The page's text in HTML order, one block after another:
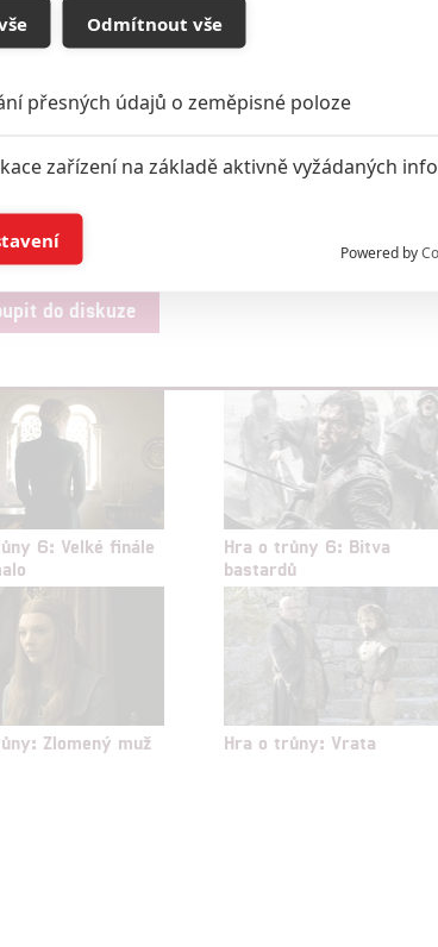
Jack Bender Emilia Clarke HBO
Peter Dinklage
do diskuze
6: Velké finále
Hra o trůny 6: Bitva
bastardů
Zlomený muž Hra o trůny: Vrata
Odmítnout vše
přesných údajů o zeměpisné poloze
zařízení na základě aktivně vyžádaných
a/nebo přístup k informacím v zařízení
založená na omezených údajích a měření
s účely a funkcemi zde uvedenými dáváte
bezpečnosti, předcházení a zjišťování podvodů
zobrazování reklamy a obsahu
Powered by